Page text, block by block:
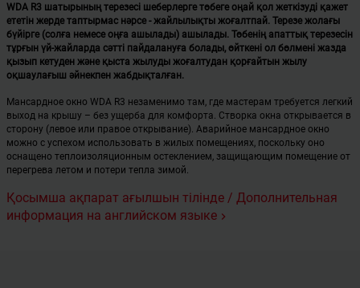
WDA R3 шатырының терезесі шеберлерге төбеге оңай қол жеткізуді қажет
ететін жерде таптырмас нәрсе - жайлылықты жоғалтпай. Терезе жолағы
бүйірге (солға немесе оңға ашылады) ашылады. Төбенің апаттық терезесін
тұрғын үй-жайларда сәтті пайдалануға болады, өйткені ол бөлмені жазда
қызып кетуден және қыста жылуды жоғалтудан қорғайтын жылу
оқшаулағыш әйнекпен жабдықталған.
Мансардное окно WDA R3 незаменимо там, где мастерам требуется легкий
выход на крышу – без ущерба для комфорта. Створка окна открывается в
сторону (левое или правое открывание). Аварийное мансардное окно
можно с успехом использовать в жилых помещениях, поскольку оно
оснащено теплоизоляционным остеклением, защищающим помещение от
перегрева летом и потери тепла зимой.
Қосымша ақпарат ағылшын тілінде / Дополнительная
информация на английском языке keyboard_arrow_right